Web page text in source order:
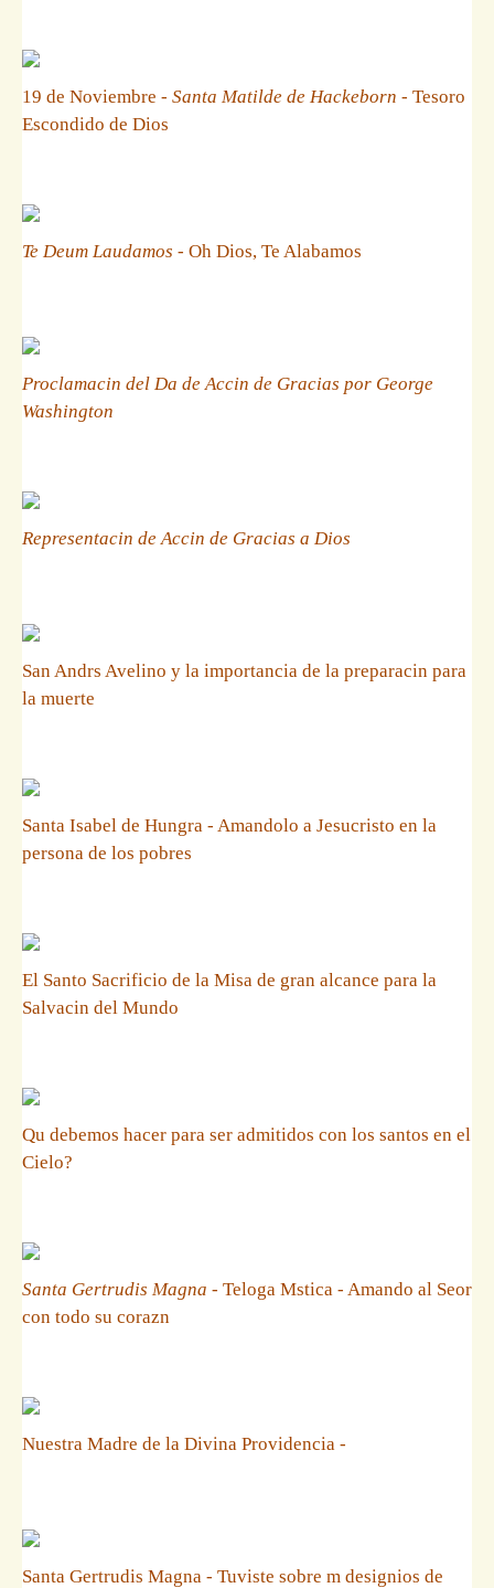
19 de Noviembre - Santa Matilde de Hackeborn - Tesoro
Escondido de Dios
Te Deum Laudamos - Oh Dios, Te Alabamos
Proclamacin del Da de Accin de Gracias por George
Washington
Representacin de Accin de Gracias a Dios
San Andrs Avelino y la importancia de la preparacin para
la muerte
Santa Isabel de Hungra - Amandolo a Jesucristo en la
persona de los pobres
El Santo Sacrificio de la Misa de gran alcance para la
Salvacin del Mundo
Qu debemos hacer para ser admitidos con los santos en el
Cielo?
Santa Gertrudis Magna - Teloga Mstica - Amando al Seor
con todo su corazn
Nuestra Madre de la Divina Providencia -
Santa Gertrudis Magna - Tuviste sobre m designios de